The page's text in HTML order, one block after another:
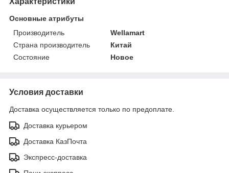
Основные атрибуты
Производитель
Wellamart
Страна производитель
Китай
Состояние
Новое
Условия доставки
Доставка осуществляется только по предоплате.
Доставка курьером
Доставка КазПочта
Экспресс-доставка